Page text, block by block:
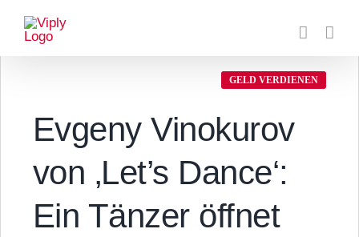
Inhalt
springen
GELD VERDIENEN
Evgeny Vinokurov
von ‚Let’s Dance‘:
Ein Tänzer öffnet